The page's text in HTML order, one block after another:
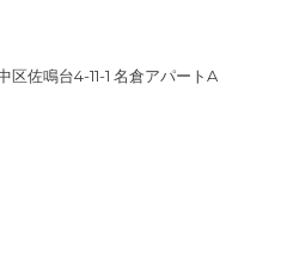
佐鳴台4-11-1 名倉アパートA